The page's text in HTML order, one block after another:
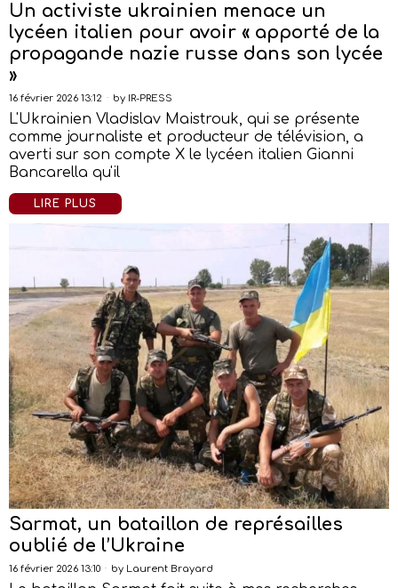
Un activiste ukrainien menace un
lycéen italien pour avoir « apporté de la
propagande nazie russe dans son lycée
»
16 février 2026 13:12 by IR-PRESS
L'Ukrainien Vladislav Maistrouk, qui se présente
comme journaliste et producteur de télévision, a
averti sur son compte X le lycéen italien Gianni
Bancarella qu'il
LIRE PLUS
Sarmat, un bataillon de représailles
oublié de l’Ukraine
16 février 2026 13:10 by Laurent Brayard